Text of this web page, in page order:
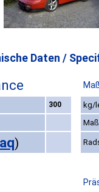
Daten /
300
kg/
)